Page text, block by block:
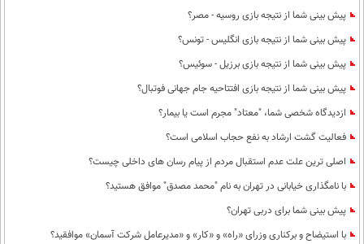
پیش بینی شما از نتیجه بازی روسیه - مصر؟
پیش بینی شما از نتیجه بازی انگلیس - تونس؟
پیش بینی شما از نتیجه بازی برزیل - سوئیس؟
پیش بینی شما از نتیجه بازی افتتاحیه جام جهانی فوتبال؟
ازدیدگاه شخصی شما، "معتاد" مجرم است یا بیمار؟
فعالیت گشت ارشاد به نفع حجاب اسلامی است؟
اصلی ترین علت عدم استقبال مردم از پیام رسان های داخلی چیست؟
با نامگذاری خیابانی در تهران به نام "محمد مصدق" موافق هستید؟
پیش بینی شما برای دربی تهران؟
با استیضاح و برکناری وزرای «راه» و «کار» و «مدیرعامل شرکت آسمان» موافقید؟